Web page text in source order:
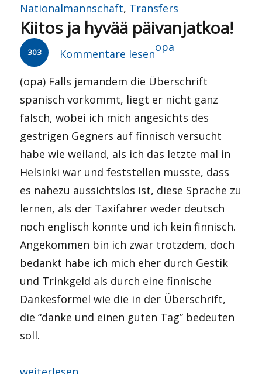
Nationalmannschaft, Transfers
Kiitos ja hyvää päivanjatkoa!
303 Kommentare lesen
Autor
opa
(opa) Falls jemandem die Überschrift
spanisch vorkommt, liegt er nicht ganz
falsch, wobei ich mich angesichts des
gestrigen Gegners auf finnisch versucht
habe wie weiland, als ich das letzte mal in
Helsinki war und feststellen musste, dass
es nahezu aussichtslos ist, diese Sprache zu
lernen, als der Taxifahrer weder deutsch
noch englisch konnte und ich kein finnisch.
Angekommen bin ich zwar trotzdem, doch
bedankt habe ich mich eher durch Gestik
und Trinkgeld als durch eine finnische
Dankesformel wie die in der Überschrift,
die “danke und einen guten Tag” bedeuten
soll.
„Kiitos ja hyvää päivanjatkoa!“